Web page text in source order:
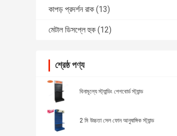
কাপড় প্রদর্শন রাক (13)
মেটাল ডিসপ্লে হুক (12)
শ্রেষ্ঠ পণ্য
বিনামূল্যে স্ট্যান্ডিং পেগবোর্ড স্ট্যান্ড
2 মি উচ্চতা সেল ফোন আনুষাঙ্গিক স্ট্যান্ড